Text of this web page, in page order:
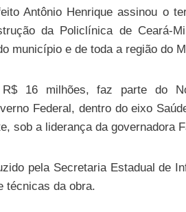
Antônio Henrique assinou o
da Policlínica de Ceará-
município e de toda a região do
16 milhões, faz parte do
Federal, dentro do eixo
sob a liderança da governadora
pela Secretaria Estadual de
técnicas da obra.